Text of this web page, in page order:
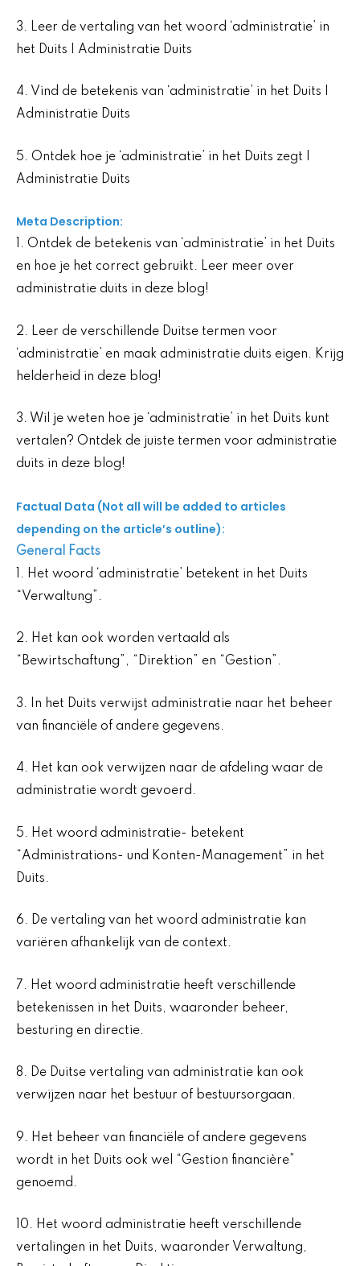
3. Leer de vertaling van het woord ‘administratie’ in
het Duits | Administratie Duits
4. Vind de betekenis van ‘administratie’ in het Duits |
Administratie Duits
5. Ontdek hoe je ‘administratie’ in het Duits zegt |
Administratie Duits
Meta Description:
1. Ontdek de betekenis van ‘administratie’ in het Duits
en hoe je het correct gebruikt. Leer meer over
administratie duits in deze blog!
2. Leer de verschillende Duitse termen voor
‘administratie’ en maak administratie duits eigen. Krijg
helderheid in deze blog!
3. Wil je weten hoe je ‘administratie’ in het Duits kunt
vertalen? Ontdek de juiste termen voor administratie
duits in deze blog!
Factual Data (Not all will be added to articles
depending on the article’s outline):
General Facts
1. Het woord ‘administratie’ betekent in het Duits
“Verwaltung”.
2. Het kan ook worden vertaald als
“Bewirtschaftung”, “Direktion” en “Gestion”.
3. In het Duits verwijst administratie naar het beheer
van financiële of andere gegevens.
4. Het kan ook verwijzen naar de afdeling waar de
administratie wordt gevoerd.
5. Het woord administratie- betekent
“Administrations- und Konten-Management” in het
Duits.
6. De vertaling van het woord administratie kan
variëren afhankelijk van de context.
7. Het woord administratie heeft verschillende
betekenissen in het Duits, waaronder beheer,
besturing en directie.
8. De Duitse vertaling van administratie kan ook
verwijzen naar het bestuur of bestuursorgaan.
9. Het beheer van financiële of andere gegevens
wordt in het Duits ook wel “Gestion financière”
genoemd.
10. Het woord administratie heeft verschillende
vertalingen in het Duits, waaronder Verwaltung,